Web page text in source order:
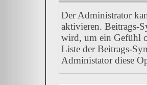
Der Administrator
aktivieren. Beitrags-
wird, um ein Gefühl
Liste der Beitrags-
Administator diese